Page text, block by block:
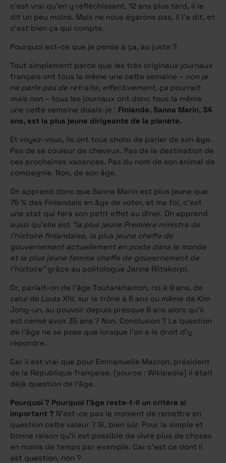
c’est vrai qu’en y réfléchissant, 12 ans plus tard, il le
dit un peu moins. Mais ne nous égarons pas, il l’a dit, et
c’est bien ça qui compte.
Pourquoi est-ce que je pense à ça, au juste ?
Tout simplement parce que les très originaux journaux
français ont tous la même une cette semaine – non je
ne parle pas de retraite, effectivement, ça pourrait
mais non – tous les journaux ont donc tous la même
une cette semaine disais-je : Finlande, Sanna Marin, 34
ans, est la plus jeune dirigeante de la planète.
Et voyez-vous, ils ont tous choisi de parler de son âge.
Pas de sa couleur de cheveux. Pas de la destination de
ces prochaines vacances. Pas du nom de son animal de
compagnie. Non, de son âge.
On apprend donc que Sanna Marin est plus jeune que
75 % des Finlandais en âge de voter, et ma foi, c’est
une stat qui fera son petit effet au dîner. On apprend
aussi qu’elle est “la plus jeune Première ministre de
l’histoire finlandaise, la plus jeune cheffe de
gouvernement actuellement en poste dans le monde
et la plus jeune femme cheffe de gouvernement de
l’histoire”grâce au politologue Janne Riitakorpi.
Or, parlait-on de l’âge Toutankhamon, roi à 9 ans, de
celui de Louis XIV, sur le trône à 5 ans ou même de Kim
Jong-un, au pouvoir depuis presque 8 ans alors qu’il
est censé avoir 35 ans ? Non. Conclusion ? La question
de l’âge ne se pose que lorsque l’on a le droit d’y
répondre.
Car il est vrai que pour Emmanuelle Macron, président
de la République française, (source : Wikipedia) il était
déjà question de l’âge.
Pourquoi ? Pourquoi l’âge reste-t-il un critère si
important ? N’est-ce pas le moment de remettre en
question cette valeur ? Si, bien sûr. Pour la simple et
bonne raison qu’il est possible de vivre plus de choses
en moins de temps par exemple. Car c’est ce dont il
est question, non ?